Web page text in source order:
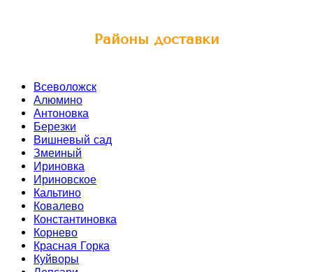
Районы доставки
Всеволожск
Алюмино
Антоновка
Березки
Вишневый сад
Змеиный
Ириновка
Ириновское
Кальтино
Ковалево
Константиновка
Корнево
Красная Горка
Куйворы